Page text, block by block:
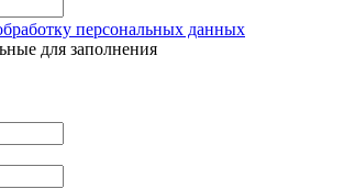
персональных данных
для заполнения